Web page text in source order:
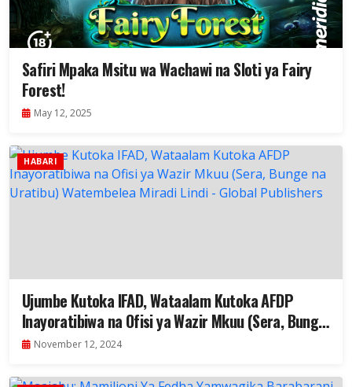
Safiri Mpaka Msitu wa Wachawi na Sloti ya Fairy
Forest!
May 12, 2025
HABARI
Ujumbe Kutoka IFAD, Wataalam Kutoka AFDP
Inayoratibiwa na Ofisi ya Wazir Mkuu (Sera, Bunge
na Uratibu) Watembelea Miradi Lindi
November 12, 2024